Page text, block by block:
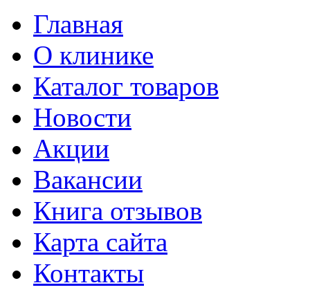
Главная
О клинике
Каталог товаров
Новости
Акции
Вакансии
Книга отзывов
Карта сайта
Контакты